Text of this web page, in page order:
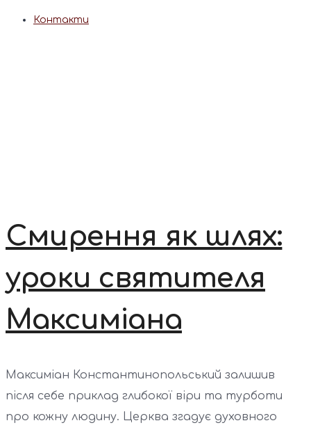
Контакти
Смирення як шлях:
уроки святителя
Максиміана
Максиміан Константинопольський залишив
після себе приклад глибокої віри та турботи
про кожну людину. Церква згадує духовного